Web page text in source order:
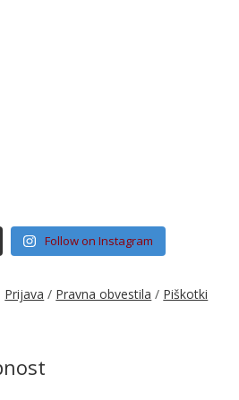
Follow on Instagram
Prijava / Pravna obvestila / Piškotki